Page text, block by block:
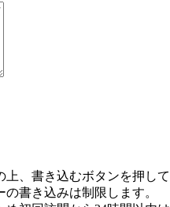
上、書き込むボタンを押して
書き込みは制限します。